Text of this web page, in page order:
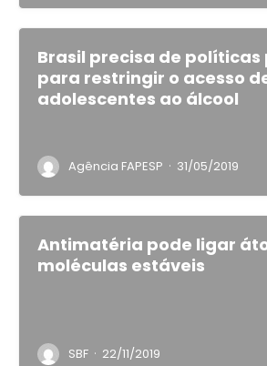
Brasil precisa de políticas
para restringir o acesso
adolescentes ao álcool
Agência FAPESP · 31/05/2019
Antimatéria pode ligar
moléculas estáveis
SBF · 22/11/2019